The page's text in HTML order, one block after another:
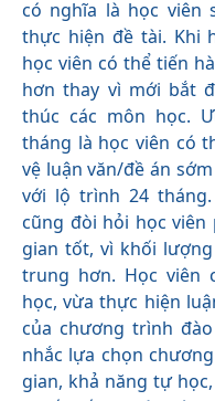
có nghĩa là học viên
thực hiện đề tài. Khi
học viên có thể tiến
hơn thay vì mới bắt
thúc các môn học.
tháng là học viên có
vệ luận văn/đề án
với lộ trình 24
cũng đòi hỏi học viên
gian tốt, vì khối
trung hơn. Học viên
học, vừa thực hiện
của chương trình
nhắc lựa chọn
gian, khả năng tự